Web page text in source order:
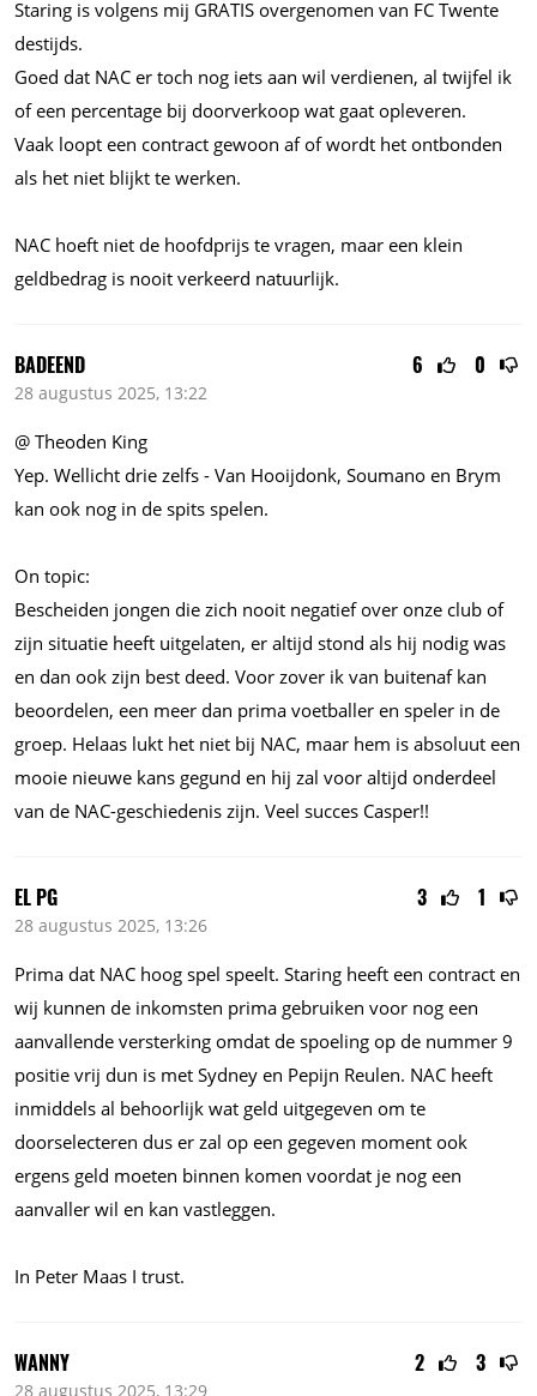
Staring is volgens mij GRATIS overgenomen van FC Twente
destijds.
Goed dat NAC er toch nog iets aan wil verdienen, al twijfel ik
of een percentage bij doorverkoop wat gaat opleveren.
Vaak loopt een contract gewoon af of wordt het ontbonden
als het niet blijkt te werken.
NAC hoeft niet de hoofdprijs te vragen, maar een klein
geldbedrag is nooit verkeerd natuurlijk.
6 0
BADEEND
28 augustus 2025, 13:22
@ Theoden King
Yep. Wellicht drie zelfs - Van Hooijdonk, Soumano en Brym
kan ook nog in de spits spelen.
On topic:
Bescheiden jongen die zich nooit negatief over onze club of
zijn situatie heeft uitgelaten, er altijd stond als hij nodig was
en dan ook zijn best deed. Voor zover ik van buitenaf kan
beoordelen, een meer dan prima voetballer en speler in de
groep. Helaas lukt het niet bij NAC, maar hem is absoluut een
mooie nieuwe kans gegund en hij zal voor altijd onderdeel
van de NAC-geschiedenis zijn. Veel succes Casper!!
3 1
EL PG
28 augustus 2025, 13:26
Prima dat NAC hoog spel speelt. Staring heeft een contract en
wij kunnen de inkomsten prima gebruiken voor nog een
aanvallende versterking omdat de spoeling op de nummer 9
positie vrij dun is met Sydney en Pepijn Reulen. NAC heeft
inmiddels al behoorlijk wat geld uitgegeven om te
doorselecteren dus er zal op een gegeven moment ook
ergens geld moeten binnen komen voordat je nog een
aanvaller wil en kan vastleggen.
In Peter Maas I trust.
2 3
WANNY
28 augustus 2025, 13:29